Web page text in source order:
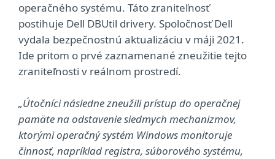
operačného systému. Táto zraniteľnosť
postihuje Dell DBUtil drivery. Spoločnosť Dell
vydala bezpečnostnú aktualizáciu v máji 2021.
Ide pritom o prvé zaznamenané zneužitie tejto
zraniteľnosti v reálnom prostredí.
„Útočníci následne zneužili prístup do operačnej
pamäte na odstavenie siedmych mechanizmov,
ktorými operačný systém Windows monitoruje
činnosť, napríklad registra, súborového systému,